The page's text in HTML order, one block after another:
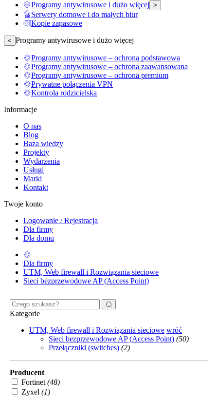
Programy antywirusowe i dużo więcej >
Serwery domowe i do małych biur
Kopie zapasowe
< Programy antywirusowe i dużo więcej
Programy antywirusowe – ochrona podstawowa
Programy antywirusowe – ochrona zaawansowana
Programy antywirusowe – ochrona premium
Prywatne połączenia VPN
Kontrola rodzicielska
Informacje
O nas
Blog
Baza wiedzy
Projekty
Wydarzenia
Usługi
Marki
Kontakt
Twoje konto
Logowanie / Rejestracja
Dla firmy
Dla domu
Dla firmy
UTM, Web firewall i Rozwiązania sieciowe
Sieci bezprzewodowe AP (Access Point)
Kategorie
UTM, Web firewall i Rozwiązania sieciowe wróć
Sieci bezprzewodowe AP (Access Point) (50)
Przełączniki (switches) (2)
Producent
Fortinet (48)
Zyxel (1)